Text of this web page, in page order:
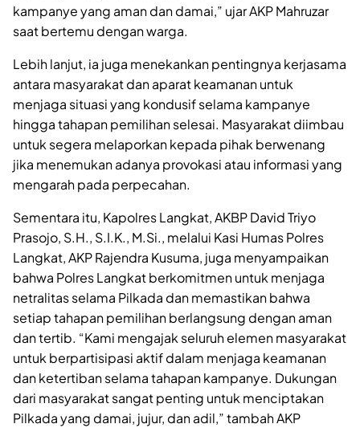
kampanye yang aman dan damai,” ujar AKP Mahruzar
saat bertemu dengan warga.
Lebih lanjut, ia juga menekankan pentingnya kerjasama
antara masyarakat dan aparat keamanan untuk
menjaga situasi yang kondusif selama kampanye
hingga tahapan pemilihan selesai. Masyarakat diimbau
untuk segera melaporkan kepada pihak berwenang
jika menemukan adanya provokasi atau informasi yang
mengarah pada perpecahan.
Sementara itu, Kapolres Langkat, AKBP David Triyo
Prasojo, S.H., S.I.K., M.Si., melalui Kasi Humas Polres
Langkat, AKP Rajendra Kusuma, juga menyampaikan
bahwa Polres Langkat berkomitmen untuk menjaga
netralitas selama Pilkada dan memastikan bahwa
setiap tahapan pemilihan berlangsung dengan aman
dan tertib. “Kami mengajak seluruh elemen masyarakat
untuk berpartisipasi aktif dalam menjaga keamanan
dan ketertiban selama tahapan kampanye. Dukungan
dari masyarakat sangat penting untuk menciptakan
Pilkada yang damai, jujur, dan adil,” tambah AKP